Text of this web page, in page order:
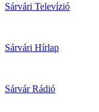
Sárvári Televízió
Sárvári Hírlap
Sárvár Rádió